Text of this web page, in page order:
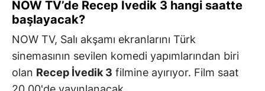
NOW TV’de Recep İvedik 3 hangi saatte
başlayacak?
NOW TV, Salı akşamı ekranlarını Türk
sinemasının sevilen komedi yapımlarından biri
olan Recep İvedik 3 filmine ayırıyor. Film saat